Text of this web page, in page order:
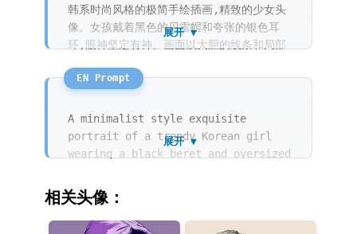
韩系时尚风格的极简手绘插画,精致的少女头
像。女孩戴着黑色的贝雷帽和夸张的银色耳
环,眼神坚定有神。画面以大胆的线条和局部
尚速写风格。带有颗粒感的纸张纹理增强了艺
术感。单人主体,纯净的浅卡其色背景。
展开 ▼
A minimalist style exquisite
portrait of a trendy Korean girl
wearing a black beret and oversized
front view. Hand drawn illustration
featuring bold yet clean lines
combined with colored pencil
展开 ▼
相关头像：